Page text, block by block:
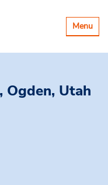
Basculer
la
Menu
Ogden, Utah